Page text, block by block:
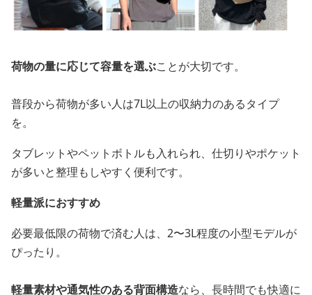
荷物の量に応じて容量を選ぶことが大切です。
普段から荷物が多い人は7L以上の収納力のあるタイプ
を。
タブレットやペットボトルも入れられ、仕切りやポケット
が多いと整理もしやすく便利です。
軽量派におすすめ
必要最低限の荷物で済む人は、2〜3L程度の小型モデルが
ぴったり。
軽量素材や通気性のある背面構造なら、長時間でも快適に